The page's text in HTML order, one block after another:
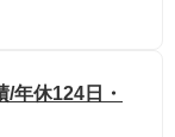
/年休124日・